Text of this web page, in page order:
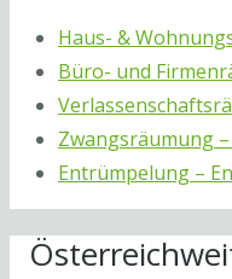
Haus- &
Büro- und
Zwangsräumung
Entrümpelung –